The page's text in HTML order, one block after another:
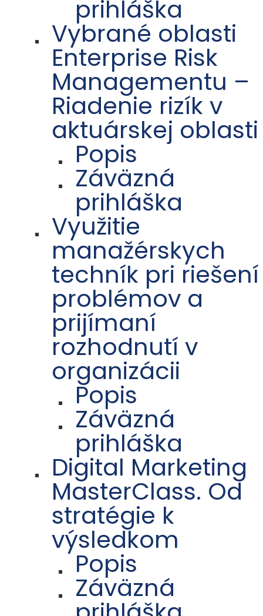
prihláška
Vybrané oblasti
Enterprise Risk
Managementu –
Riadenie rizík v
aktuárskej oblasti
Popis
Záväzná
prihláška
Využitie
manažérskych
techník pri riešení
problémov a
prijímaní
rozhodnutí v
organizácii
Popis
Záväzná
prihláška
Digital Marketing
MasterClass. Od
stratégie k
výsledkom
Popis
Záväzná